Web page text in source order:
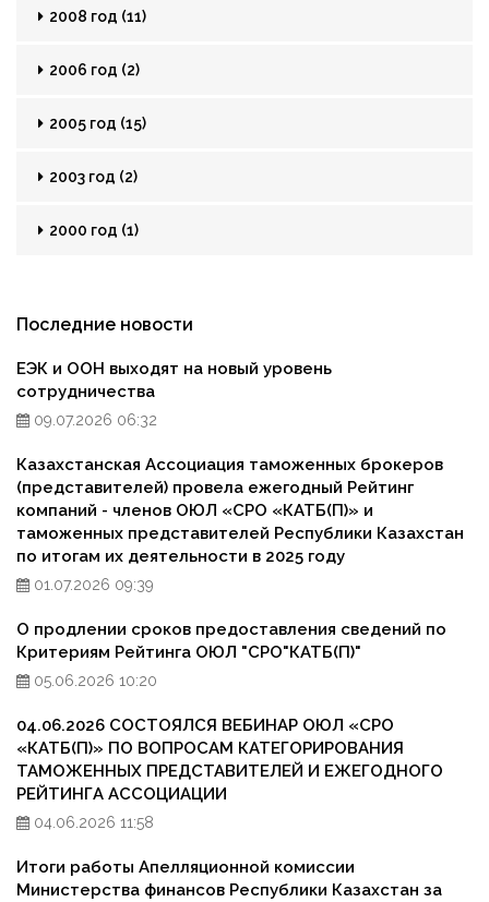
2008 год (11)
2006 год (2)
2005 год (15)
2003 год (2)
2000 год (1)
Последние новости
ЕЭК и ООН выходят на новый уровень
сотрудничества
09.07.2026 06:32
Казахстанская Ассоциация таможенных брокеров
(представителей) провела ежегодный Рейтинг
компаний - членов ОЮЛ «СРО «КАТБ(П)» и
таможенных представителей Республики Казахстан
по итогам их деятельности в 2025 году
01.07.2026 09:39
О продлении сроков предоставления сведений по
Критериям Рейтинга ОЮЛ "СРО"КАТБ(П)"
05.06.2026 10:20
04.06.2026 СОСТОЯЛСЯ ВЕБИНАР ОЮЛ «СРО
«КАТБ(П)» ПО ВОПРОСАМ КАТЕГОРИРОВАНИЯ
ТАМОЖЕННЫХ ПРЕДСТАВИТЕЛЕЙ И ЕЖЕГОДНОГО
РЕЙТИНГА АССОЦИАЦИИ
04.06.2026 11:58
Итоги работы Апелляционной комиссии
Министерства финансов Республики Казахстан за